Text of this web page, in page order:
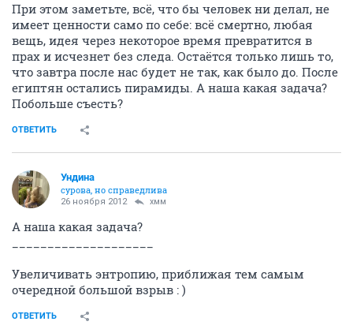
При этом заметьте, всё, что бы человек ни делал, не
имеет ценности само по себе: всё смертно, любая
вещь, идея через некоторое время превратится в
прах и исчезнет без следа. Остаётся только лишь то,
что завтра после нас будет не так, как было до. После
египтян остались пирамиды. А наша какая задача?
Побольше съесть?
ОТВЕТИТЬ
Ундинa
сурова, но справедлива
26 ноября 2012 хмм
А наша какая задача?
Увеличивать энтропию, приближая тем самым
очередной большой взрыв : )
ОТВЕТИТЬ